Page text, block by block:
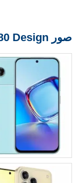
صور ZTE Blade V80 Design